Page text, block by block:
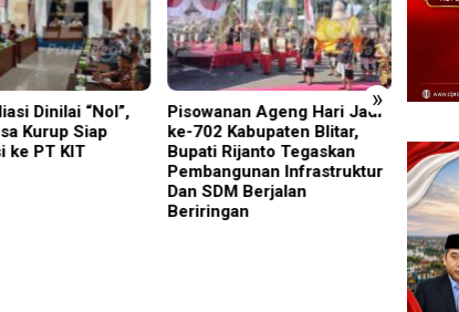
»
Ageng Hari Jadi
Blitar,
Tegaskan
Terbukti Langgar UU Merek,
Chalas Kromoto Dieksekusi
Kejari Jaktim